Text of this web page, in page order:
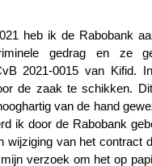
heb ik de Rabobank
gedrag en ze
2021-0015 van Kifid.
de zaak te schikken.
van de hand
ik door de Rabobank
wijziging van het contract
verzoek om het op